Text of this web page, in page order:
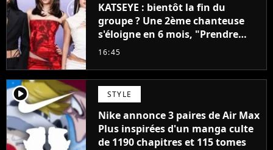
KATSEYE : bientôt la fin du
groupe ? Une 2ème chanteuse
s'éloigne en 6 mois, "Prendre
cette décision n’a pas été facile"
16:45
player2 STYLE
Nike annonce 3 paires de Air Max
Plus inspirées d'un manga culte
de 1190 chapitres et 115 tomes